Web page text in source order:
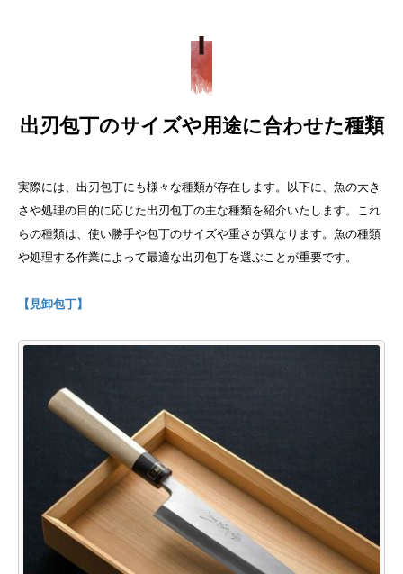
出刃包丁のサイズや用途に合わせた種類
実際には、出刃包丁にも様々な種類が存在します。以下に、魚の大き
さや処理の目的に応じた出刃包丁の主な種類を紹介いたします。これ
らの種類は、使い勝手や包丁のサイズや重さが異なります。魚の種類
や処理する作業によって最適な出刃包丁を選ぶことが重要です。
【見卸包丁】